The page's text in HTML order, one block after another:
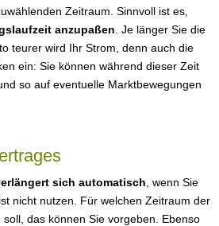
Zeitraum. Sinnvoll ist es,
anzupaßen . Je länger Sie die
teurer wird Ihr Strom, denn auch die
ein: Sie können während dieser Zeit
so auf eventuelle Marktbewegungen
sich automatisch , wenn Sie
nicht nutzen. Für welchen Zeitraum der
das können Sie vorgeben. Ebenso